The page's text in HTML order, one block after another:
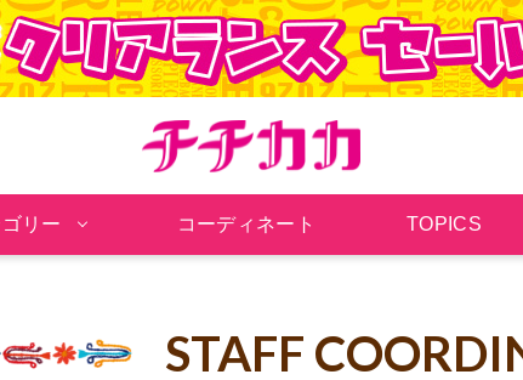
リー コーディネート TOPICS
STAFF